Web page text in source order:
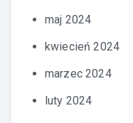
maj 2024
kwiecień 2024
marzec 2024
luty 2024